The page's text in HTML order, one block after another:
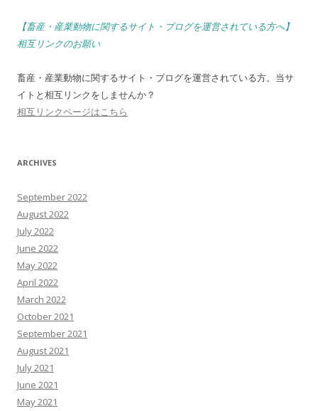
【畜産・産業動物に関するサイト・ブログを運営されている方へ】
相互リンクのお願い
畜産・産業動物に関するサイト・ブログを運営されている方。当サ
イトと相互リンクをしませんか？
相互リンクページはこちら
ARCHIVES
September 2022
August 2022
July 2022
June 2022
May 2022
April 2022
March 2022
October 2021
September 2021
August 2021
July 2021
June 2021
May 2021